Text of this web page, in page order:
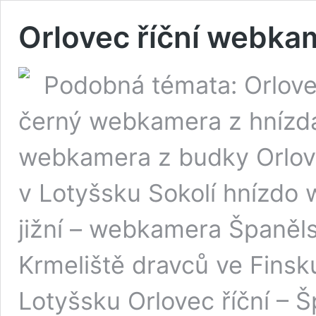
Orlovec říční
Podobná témata:
černý webkamera z
webkamera z budky
v Lotyšsku Sokolí hnízdo
jižní – webkamera
Krmeliště dravců ve
Lotyšsku Orlovec říční –